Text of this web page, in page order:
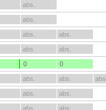
abs.
abs.
abs. abs.
abs. abs.
0 0
abs. abs.
abs. abs.
abs. abs.